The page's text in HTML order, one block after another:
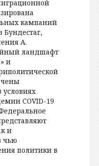
кампаний
А.
ландшафт
и
COVID-19
и
чью
политики в